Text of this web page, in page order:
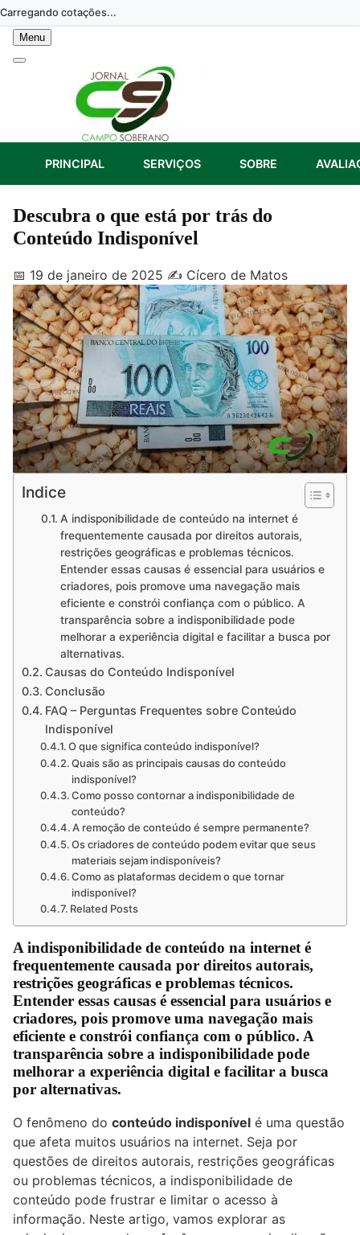
Skip
to
content
Carregando cotações...
Menu
PRINCIPAL SERVIÇOS SOBRE
Descubra o que está por trás do
Conteúdo Indisponível
📅 19 de janeiro de 2025 ✍️ Cícero de Matos
Indice
A indisponibilidade de conteúdo na internet é
frequentemente causada por direitos autorais,
restrições geográficas e problemas técnicos.
Entender essas causas é essencial para usuários e
criadores, pois promove uma navegação mais
eficiente e constrói confiança com o público. A
transparência sobre a indisponibilidade pode
melhorar a experiência digital e facilitar a busca por
alternativas.
Causas do Conteúdo Indisponível
Conclusão
FAQ – Perguntas Frequentes sobre Conteúdo
Indisponível
O que significa conteúdo indisponível?
Quais são as principais causas do conteúdo
indisponível?
Como posso contornar a indisponibilidade de
conteúdo?
A remoção de conteúdo é sempre permanente?
Os criadores de conteúdo podem evitar que seus
materiais sejam indisponíveis?
Como as plataformas decidem o que tornar
indisponível?
Related Posts
A indisponibilidade de conteúdo na internet é
frequentemente causada por direitos autorais,
restrições geográficas e problemas técnicos.
Entender essas causas é essencial para usuários e
criadores, pois promove uma navegação mais
eficiente e constrói confiança com o público. A
transparência sobre a indisponibilidade pode
melhorar a experiência digital e facilitar a busca
por alternativas.
O fenômeno do conteúdo indisponível é uma questão
que afeta muitos usuários na internet. Seja por
questões de direitos autorais, restrições geográficas
ou problemas técnicos, a indisponibilidade de
conteúdo pode frustrar e limitar o acesso à
informação. Neste artigo, vamos explorar as